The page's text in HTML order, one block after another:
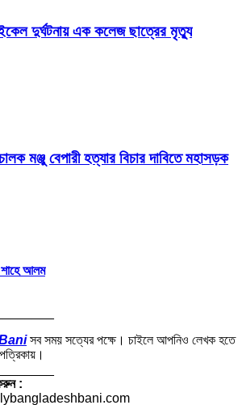
দুর্ঘটনায় এক কলেজ ছাত্রের মৃত্যু
মঞ্জু বেপারী হত্যার বিচার দাবিতে মহাসড়ক
আলম
সব সময় সত্যের পক্ষে। চাইলে আপনিও লেখক হতে
: